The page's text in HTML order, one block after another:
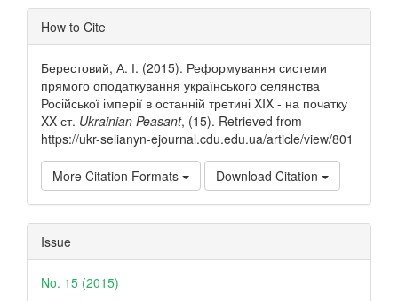
Article
Details
How to Cite
Берестовий, А. І. (2015). Реформування системи
прямого оподаткування українського селянства
Російської імперії в останній третині XIX - на початку
XX ст. Ukrainian Peasant, (15). Retrieved from
https://ukr-selianyn-ejournal.cdu.edu.ua/article/view/801
More Citation Formats Download Citation
Issue
No. 15 (2015)